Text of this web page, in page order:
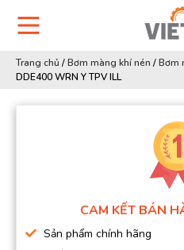
Trang chủ /Bơm màng khí nén /Bơm
DDE400 WRN Y TPV ILL
CAM KẾT BÁN
Sản phẩm chính hãng